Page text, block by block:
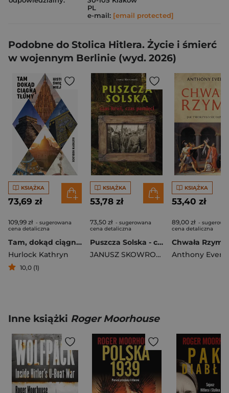
PL
e-mail: [email protected]
Podobne do Stolica Hitlera. Życie i śmierć
w wojennym Berlinie (wyd. 2026)
KSIĄŻKA
73,69 zł
109,99 zł - sugerowana
cena detaliczna
Tam, dokąd ciągną tłumy. Historia świętych miejsc
Hurlock Kathryn
10,0 (1)
KSIĄŻKA
53,78 zł
73,50 zł - sugerowana
cena detaliczna
Puszcza Solska - czas krwi, czas pamięci
JANUSZ SKOWROŃSKI
KSIĄŻKA
53,40 zł
89,00 zł -
cena detaliczna
Chwała Rzymu
Anthony
Inne książki Roger Moorhouse